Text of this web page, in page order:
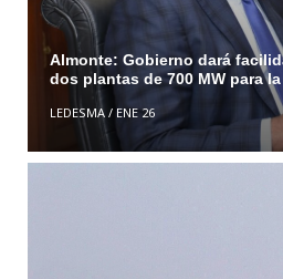
Almonte: Gobierno dará
dos plantas de 700 MW para
LEDESMA/ ENE 26